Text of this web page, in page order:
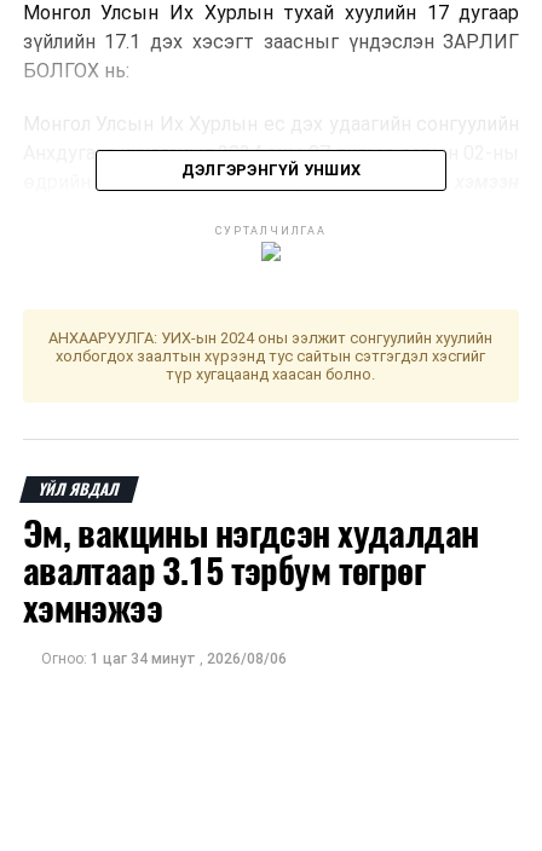
Монгол Улсын Их Хурлын тухай хуулийн 17 дугаар
зүйлийн 17.1 дэх хэсэгт заасныг үндэслэн ЗАРЛИГ
БОЛГОХ нь:
Монгол Улсын Их Хурлын ес дэх удаагийн сонгуулийн
Анхдугаар чуулганыг 2024 оны 07 дугаар сарын 02-ны
өдрийн 10.00 цагт товлон зарласугай” гэжээ
харилцах газраас мэдээллээ.
ДАРААХ МЭДЭЭ
Цаг агаарын байдлаас хамааран ургамлын хөнөөлт
Улаанбаатарт өдөртөө 29 хэм дулаан
ДЭЛГЭРЭНГҮЙ УНШИХ
СУРТАЛЧИЛГАА
АНХААРУУЛГА: УИХ-ын 2024 оны ээлжит сонгуулийн хуулийн
холбогдох заалтын хүрээнд тус сайтын сэтгэгдэл хэсгийг
түр хугацаанд хаасан болно.
ҮЙЛ ЯВДАЛ
Эм, вакцины нэгдсэн худалдан
авалтаар 3.15 тэрбум төгрөг
хэмнэжээ
Огноо: 1 цаг 34 минут , 2026/08/06